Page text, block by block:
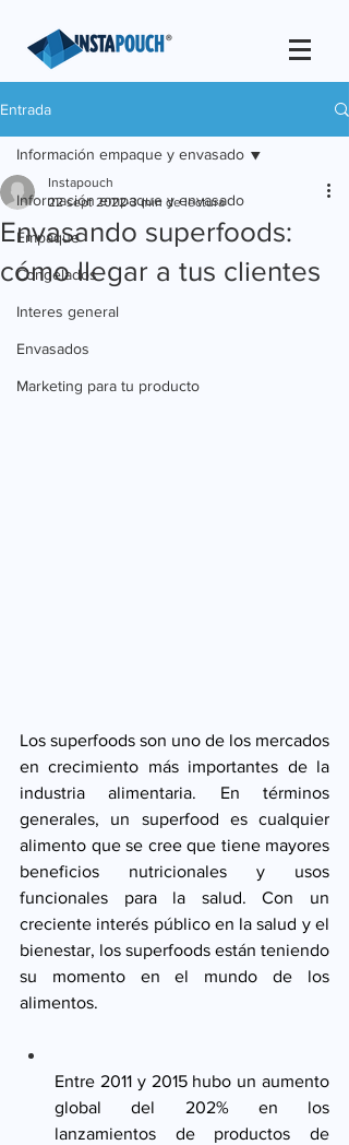
Entrada
Información empaque y envasado
Empaque
Congelados
Interes general
Envasados
Marketing para tu producto
Información empaque y envasado
Envasando superfoods:
cómo llegar a tus clientes
Instapouch
22 sept 2022 3 min de lectura
Los superfoods son uno de los mercados
en crecimiento más importantes de la
industria alimentaria. En términos
generales, un superfood es cualquier
alimento que se cree que tiene mayores
beneficios nutricionales y usos
funcionales para la salud. Con un
creciente interés público en la salud y el
bienestar, los superfoods están teniendo
su momento en el mundo de los
alimentos.
Entre 2011 y 2015 hubo un aumento
global del 202% en los
lanzamientos de productos de